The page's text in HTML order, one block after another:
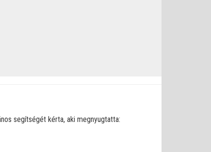
segítségét kérta, aki megnyugtatta: